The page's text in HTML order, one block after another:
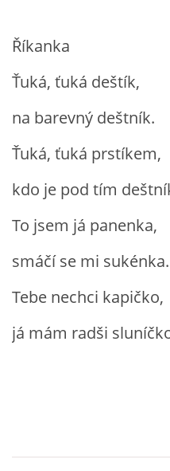
CHARAKTERISTIKA ROČNÍCH
HÁDANKY K TÉMATU JARO,
BÁSNĚ K TÉMATU JARO
POHYBOVÉ AKTIVITY NA
Říkanka
Ťuká, ťuká deštík,
na barevný deštník.
Ťuká, ťuká prstíkem,
kdo je pod tím
To jsem já panenka,
smáčí se mi sukénka.
Tebe nechci kapičko,
já mám radši